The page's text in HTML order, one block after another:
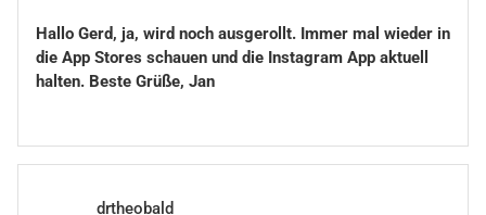
Hallo Gerd, ja, wird noch ausgerollt. Immer mal wieder in
die App Stores schauen und die Instagram App aktuell
halten. Beste Grüße, Jan
drtheobald